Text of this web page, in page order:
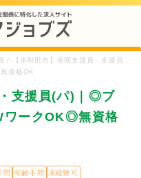
【岸和田市】夜間支援員・支援員
資格OK
・支援員(パ)｜◎ブ
ークOK◎無資格
問 年齢不問
未経験可